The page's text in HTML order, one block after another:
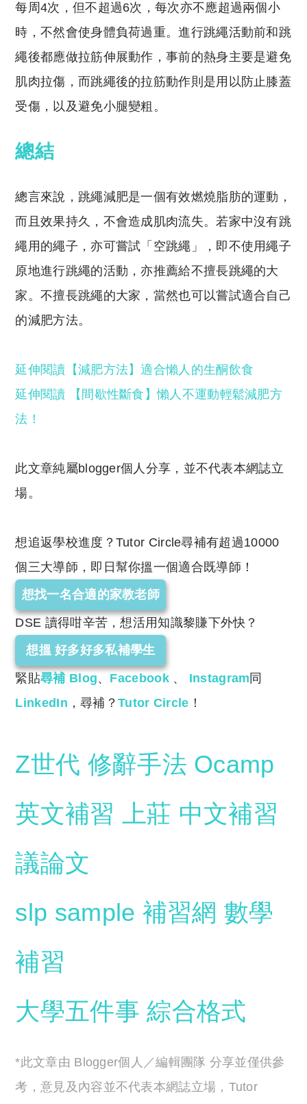
每周4次，但不超過6次，每次亦不應超過兩個小
時，不然會使身體負荷過重。進行跳繩活動前和跳
繩後都應做拉筋伸展動作，事前的熱身主要是避免
肌肉拉傷，而跳繩後的拉筋動作則是用以防止膝蓋
受傷，以及避免小腿變粗。
總結
總言來說，跳繩減肥是一個有效燃燒脂肪的運動，
而且效果持久，不會造成肌肉流失。若家中沒有跳
繩用的繩子，亦可嘗試「空跳繩」，即不使用繩子
原地進行跳繩的活動，亦推薦給不擅長跳繩的大
家。不擅長跳繩的大家，當然也可以嘗試適合自己
的減肥方法。
延伸閱讀【減肥方法】適合懶人的生酮飲食
延伸閱讀 【間歇性斷食】懶人不運動輕鬆減肥方
法！
此文章純屬blogger個人分享，並不代表本網誌立
場。
想追返學校進度？Tutor Circle尋補有超過10000
個三大導師，即日幫你搵一個適合既導師！
想找一名合適的家教老師
DSE 讀得咁辛苦，想活用知識黎賺下外快？
想搵 好多好多私補學生
緊貼尋補 Blog、 Facebook 、 Instagram 同
LinkedIn ，尋補？Tutor Circle ！
Z世代 修辭手法 Ocamp
英文補習 上莊 中文補習
議論文
slp sample 補習網 數學
補習
大學五件事 綜合格式
*此文章由 Blogger個人／編輯團隊 分享並僅供參
考，意見及內容並不代表本網誌立場，Tutor